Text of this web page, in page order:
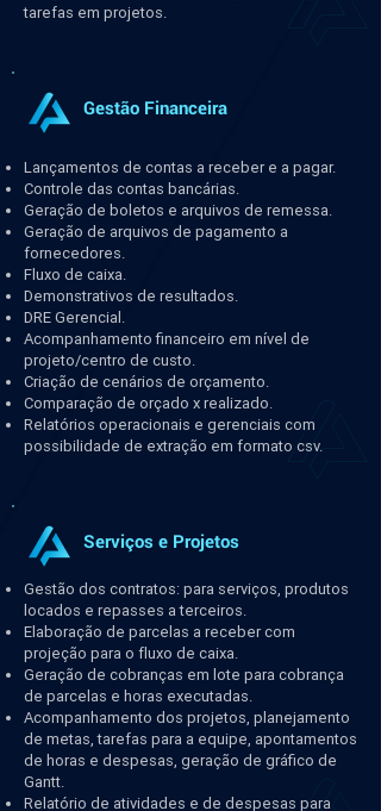
tarefas em projetos.
Gestão Financeira
Lançamentos de contas a receber e a pagar.
Controle das contas bancárias.
Geração de boletos e arquivos de remessa.
Geração de arquivos de pagamento a
fornecedores.
Fluxo de caixa.
Demonstrativos de resultados.
DRE Gerencial.
Acompanhamento financeiro em nível de
projeto/centro de custo.
Criação de cenários de orçamento.
Comparação de orçado x realizado.
Relatórios operacionais e gerenciais com
possibilidade de extração em formato csv.
Serviços e Projetos
Gestão dos contratos: para serviços, produtos
locados e repasses a terceiros.
Elaboração de parcelas a receber com
projeção para o fluxo de caixa.
Geração de cobranças em lote para cobrança
de parcelas e horas executadas.
Acompanhamento dos projetos, planejamento
de metas, tarefas para a equipe, apontamentos
de horas e despesas, geração de gráfico de
Gantt.
Relatório de atividades e de despesas para